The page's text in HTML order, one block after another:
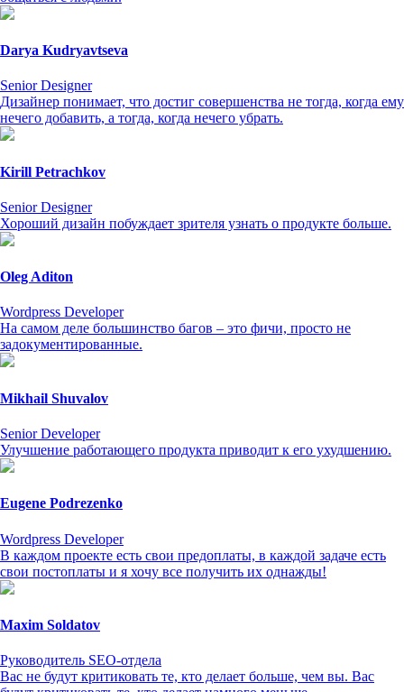
Darya Kudryavtseva
Senior Designer
Дизайнер понимает, что достиг совершенства не тогда, когда ему
нечего добавить, а тогда, когда нечего убрать.
Kirill Petrachkov
Senior Designer
Хороший дизайн побуждает зрителя узнать о продукте больше.
Oleg Aditon
Wordpress Developer
На самом деле большинство багов – это фичи, просто не
задокументированные.
Mikhail Shuvalov
Senior Developer
Улучшение работающего продукта приводит к его ухудшению.
Eugene Podrezenko
Wordpress Developer
В каждом проекте есть свои предоплаты, в каждой задаче есть
свои постоплаты и я хочу все получить их однажды!
Maxim Soldatov
Руководитель SEO-отдела
Вас не будут критиковать те, кто делает больше, чем вы. Вас